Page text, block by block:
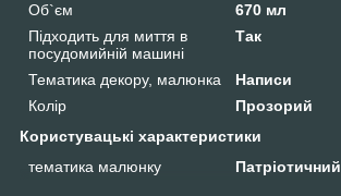
Об`єм
670 мл
Підходить для миття в
посудомийній машині
Так
Тематика декору, малюнка
Написи
Колір
Прозорий
Користувацькі характеристики
тематика малюнку
Патріотичний